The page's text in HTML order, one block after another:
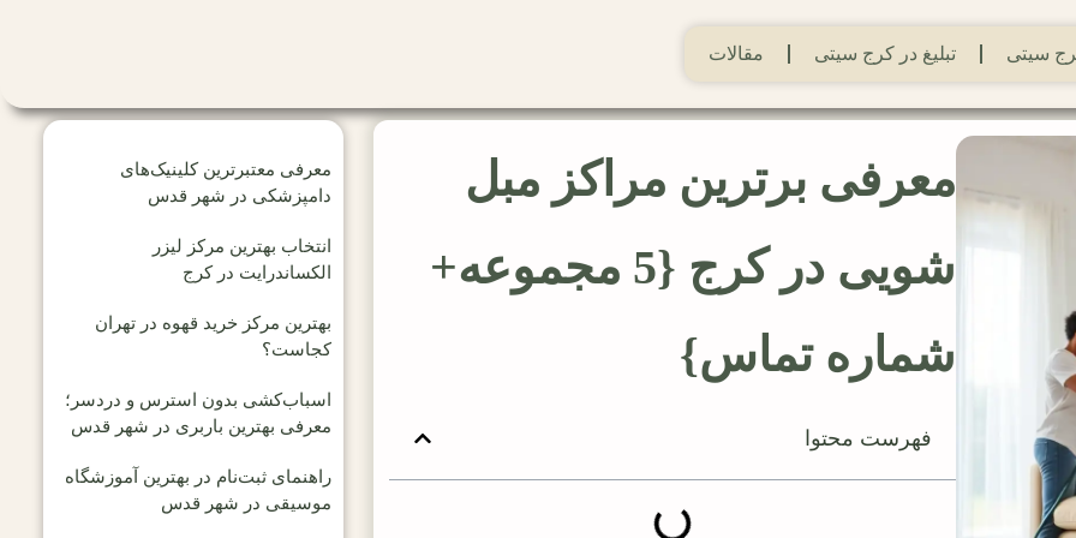
سیتی تبلیغ در کرج سیتی مقالات
معرفی برترین مراکز مبل
شویی در کرج {5 مجموعه+
شماره تماس}
فهرست محتوا
معرفی معتبرترین کلینیک‌های
دامپزشکی در شهر قدس
انتخاب بهترین مرکز لیزر
الکساندرایت در کرج
بهترین مرکز خرید قهوه در تهران
کجاست؟
اسباب‌کشی بدون استرس و دردسر؛
معرفی بهترین باربری در شهر قدس
راهنمای ثبت‌نام در بهترین آموزشگاه
موسیقی در شهر قدس